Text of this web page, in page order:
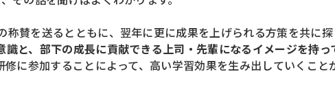
賛を送るとともに、翌年に更に成果を上げられる方策を共に
と、 部下の成長に貢献できる上司・先輩になるイメージを持っ
に参加することによって、高い学習効果を生み出していくこと